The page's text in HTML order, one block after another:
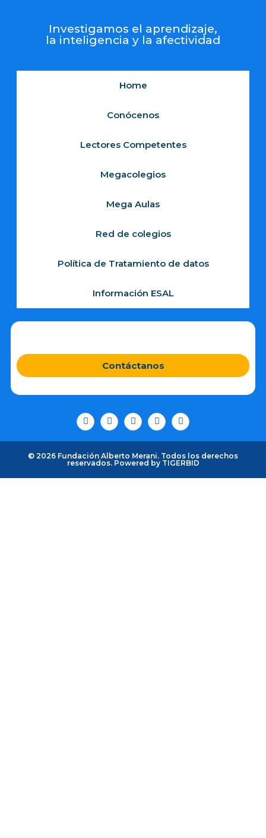
Investigamos el aprendizaje,
la inteligencia y la afectividad
Home
Conócenos
Lectores Competentes
Megacolegios
Mega Aulas
Red de colegios
Política de Tratamiento de datos
Información ESAL
Contáctanos
© 2026 Fundación Alberto Merani. Todos los derechos
reservados. Powered by TIGERBID